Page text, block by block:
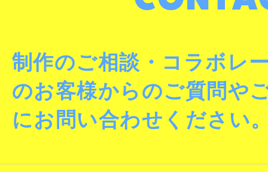
制作のご相談・コラボレ
のお客様からのご質問や
にお問い合わせください